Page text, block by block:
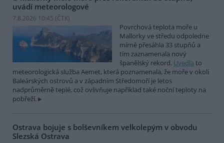
uvádí meteorologové
7.8.2026 10:45 (ČTK)
Povrchová teplota moře u
Mallorky ve středu odpoledne
mírně přesáhla 33 stupňů a
tím zaznamenala nový
španělský rekord. Uvedla to
meteorologická služba Aemet, která poznamenala, že moře v okolí
Baleárských ostrovů a v západním Středomoří je letos
nadprůměrně teplé, což ovlivňuje například také noční teploty na
pobřeží.
Ostrava bojuje s bolševníkem velkolepým v obvodu
Slezská Ostrava